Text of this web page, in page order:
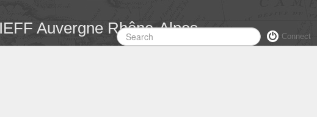
Auvergne Rhône-Alpes Connect